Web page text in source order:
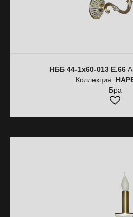
НББ 44-1х60-013 Е.66
Коллекция:
Бра